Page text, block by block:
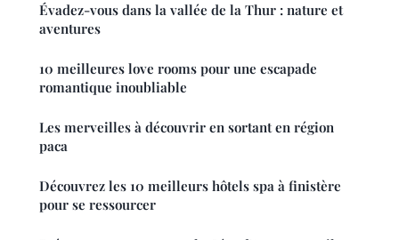
Évadez-vous dans la vallée de la Thur : nature et
aventures
10 meilleures love rooms pour une escapade
romantique inoubliable
Les merveilles à découvrir en sortant en région
paca
Découvrez les 10 meilleurs hôtels spa à finistère
pour se ressourcer